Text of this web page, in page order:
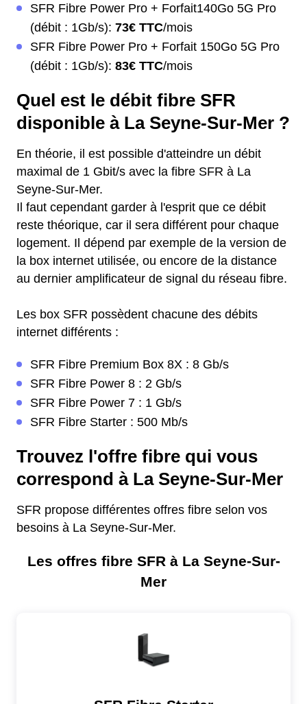
SFR Fibre Power Pro + Forfait140Go 5G Pro
(débit : 1Gb/s): 73€ TTC/mois
SFR Fibre Power Pro + Forfait 150Go 5G Pro
(débit : 1Gb/s): 83€ TTC/mois
Quel est le débit fibre SFR
disponible à La Seyne-Sur-Mer ?
En théorie, il est possible d'atteindre un débit
maximal de 1 Gbit/s avec la fibre SFR à La
Seyne-Sur-Mer.
Il faut cependant garder à l'esprit que ce débit
reste théorique, car il sera différent pour chaque
logement. Il dépend par exemple de la version de
la box internet utilisée, ou encore de la distance
au dernier amplificateur de signal du réseau fibre.
Les box SFR possèdent chacune des débits
internet différents :
SFR Fibre Premium Box 8X : 8 Gb/s
SFR Fibre Power 8 : 2 Gb/s
SFR Fibre Power 7 : 1 Gb/s
SFR Fibre Starter : 500 Mb/s
Trouvez l'offre fibre qui vous
correspond à La Seyne-Sur-Mer
SFR propose différentes offres fibre selon vos
besoins à La Seyne-Sur-Mer.